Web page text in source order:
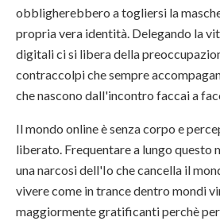
obbligherebbero a togliersi la
propria vera identità. Delegando la
digitali ci si libera della
contraccolpi che sempre
che nascono dall'incontro faccai a
Il mondo online è senza corpo e
liberato. Frequentare a lungo questo
una narcosi dell'Io che cancella il
vivere come in trance dentro mondi
maggiormente gratificanti perchè